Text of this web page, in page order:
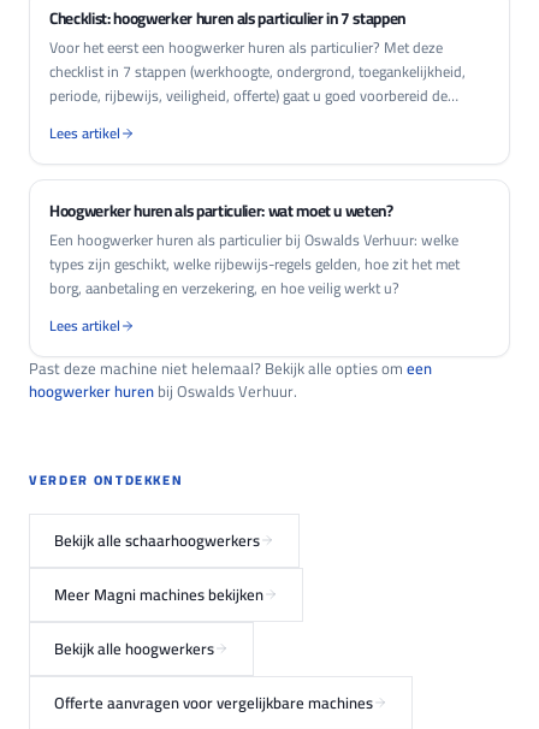
Checklist: hoogwerker huren als particulier in 7 stappen
Voor het eerst een hoogwerker huren als particulier? Met deze
checklist in 7 stappen (werkhoogte, ondergrond, toegankelijkheid,
periode, rijbewijs, veiligheid, offerte) gaat u goed voorbereid de
Lees artikel
Hoogwerker huren als particulier: wat moet u weten?
Een hoogwerker huren als particulier bij Oswalds Verhuur: welke
types zijn geschikt, welke rijbewijs-regels gelden, hoe zit het met
borg, aanbetaling en verzekering, en hoe veilig werkt u?
Lees artikel
Past deze machine niet helemaal? Bekijk alle opties omeen
hoogwerker hurenbij Oswalds Verhuur.
VERDER ONTDEKKEN
Bekijk alle schaarhoogwerkers
Meer Magni machines bekijken
Bekijk alle hoogwerkers
Offerte aanvragen voor vergelijkbare machines